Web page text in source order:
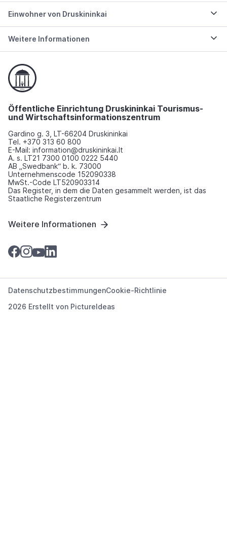
Einwohner von Druskininkai
Weitere Informationen
Öffentliche Einrichtung Druskininkai Tourismus-
und Wirtschaftsinformationszentrum
Gardino g. 3, LT-66204 Druskininkai
Tel. +370 313 60 800
E-Mail: information@druskininkai.lt
A. s. LT21 7300 0100 0222 5440
AB „Swedbank“ b. k. 73000
Unternehmenscode 152090338
MwSt.-Code LT520903314
Das Register, in dem die Daten gesammelt werden, ist das
Staatliche Registerzentrum
Weitere Informationen
2026 Erstellt von PictureIdeas
DatenschutzbestimmungenCookie-Richtlinie